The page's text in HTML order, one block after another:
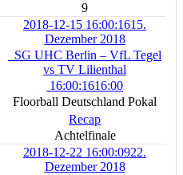
9
2018-12-15 16:00:1615.
Dezember 2018
SG UHC Berlin – VfL Tegel
vs TV Lilienthal
16:00:1616:00
Floorball Deutschland Pokal
Recap
Achtelfinale
2018-12-22 16:00:0922.
Dezember 2018